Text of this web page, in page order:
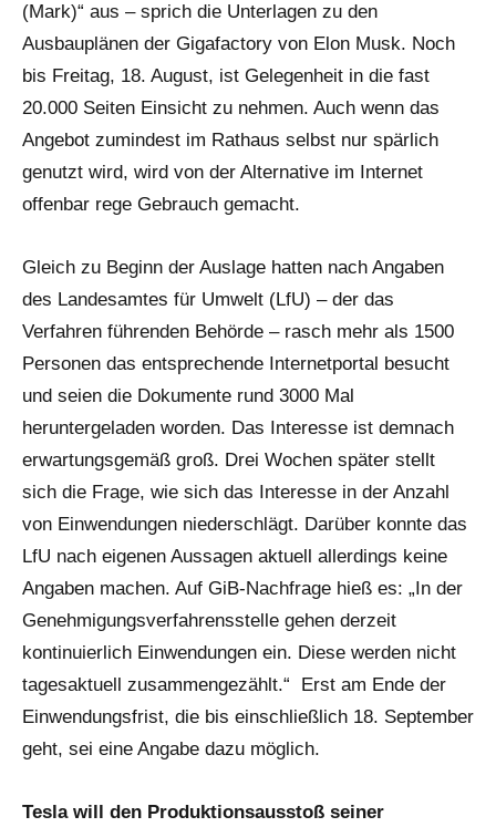
(Mark)“ aus – sprich die Unterlagen zu den
Ausbauplänen der Gigafactory von Elon Musk. Noch
bis Freitag, 18. August, ist Gelegenheit in die fast
20.000 Seiten Einsicht zu nehmen. Auch wenn das
Angebot zumindest im Rathaus selbst nur spärlich
genutzt wird, wird von der Alternative im Internet
offenbar rege Gebrauch gemacht.
Gleich zu Beginn der Auslage hatten nach Angaben
des Landesamtes für Umwelt (LfU) – der das
Verfahren führenden Behörde – rasch mehr als 1500
Personen das entsprechende Internetportal besucht
und seien die Dokumente rund 3000 Mal
heruntergeladen worden. Das Interesse ist demnach
erwartungsgemäß groß. Drei Wochen später stellt
sich die Frage, wie sich das Interesse in der Anzahl
von Einwendungen niederschlägt. Darüber konnte das
LfU nach eigenen Aussagen aktuell allerdings keine
Angaben machen. Auf GiB-Nachfrage hieß es: „In der
Genehmigungsverfahrensstelle gehen derzeit
kontinuierlich Einwendungen ein. Diese werden nicht
tagesaktuell zusammengezählt.“ Erst am Ende der
Einwendungsfrist, die bis einschließlich 18. September
geht, sei eine Angabe dazu möglich.
Tesla will den Produktionsausstoß seiner